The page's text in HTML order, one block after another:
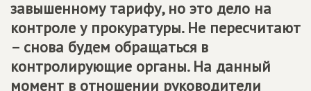
завышенному тарифу, но это дело на
контроле у прокуратуры. Не пересчитают
– снова будем обращаться в
контролирующие органы. На данный
момент в отношении руководители